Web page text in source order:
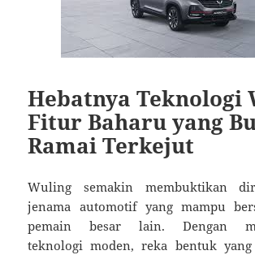
Hebatnya Teknologi
Fitur Baharu yang
Ramai Terkejut
Wuling semakin membuktikan
jenama automotif yang mampu
pemain besar lain. Dengan
teknologi moden, reka bentuk yang